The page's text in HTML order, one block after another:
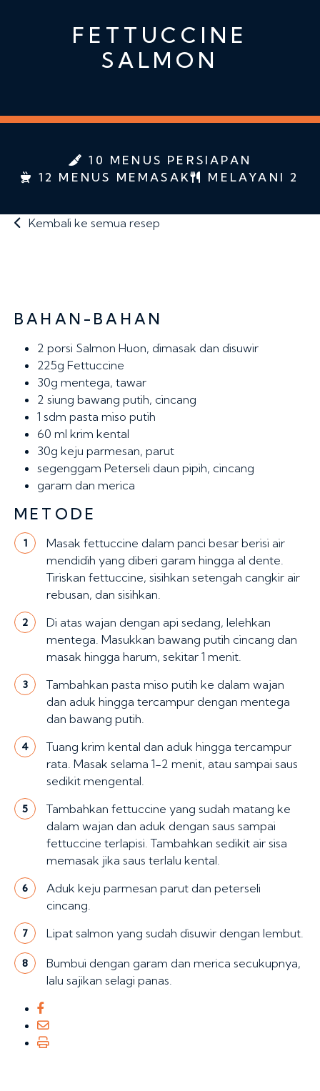
FETTUCCINE
SALMON
10 MENUS PERSIAPAN
12 MENUS MEMASAK
MELAYANI 2
Kembali ke semua resep
BAHAN-BAHAN
2 porsi Salmon Huon, dimasak dan disuwir
225g Fettuccine
30g mentega, tawar
2 siung bawang putih, cincang
1 sdm pasta miso putih
60 ml krim kental
30g keju parmesan, parut
segenggam Peterseli daun pipih, cincang
garam dan merica
METODE
1
Masak fettuccine dalam panci besar berisi air
mendidih yang diberi garam hingga al dente.
Tiriskan fettuccine, sisihkan setengah cangkir air
rebusan, dan sisihkan.
2
Di atas wajan dengan api sedang, lelehkan
mentega. Masukkan bawang putih cincang dan
masak hingga harum, sekitar 1 menit.
3
Tambahkan pasta miso putih ke dalam wajan
dan aduk hingga tercampur dengan mentega
dan bawang putih.
4
Tuang krim kental dan aduk hingga tercampur
rata. Masak selama 1-2 menit, atau sampai saus
sedikit mengental.
5
Tambahkan fettuccine yang sudah matang ke
dalam wajan dan aduk dengan saus sampai
fettuccine terlapisi. Tambahkan sedikit air sisa
memasak jika saus terlalu kental.
6
Aduk keju parmesan parut dan peterseli
cincang.
7 Lipat salmon yang sudah disuwir dengan lembut.
8
Bumbui dengan garam dan merica secukupnya,
lalu sajikan selagi panas.